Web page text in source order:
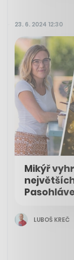
23. 6. 2024 12:30
Mikýř
LUBOŠ KREČ